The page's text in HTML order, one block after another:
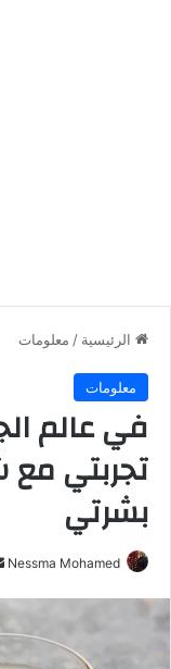
الرئيسية / معلومات
معلومات
في عالم
تجربتي مع
بشرتي
Nessma Mohamed